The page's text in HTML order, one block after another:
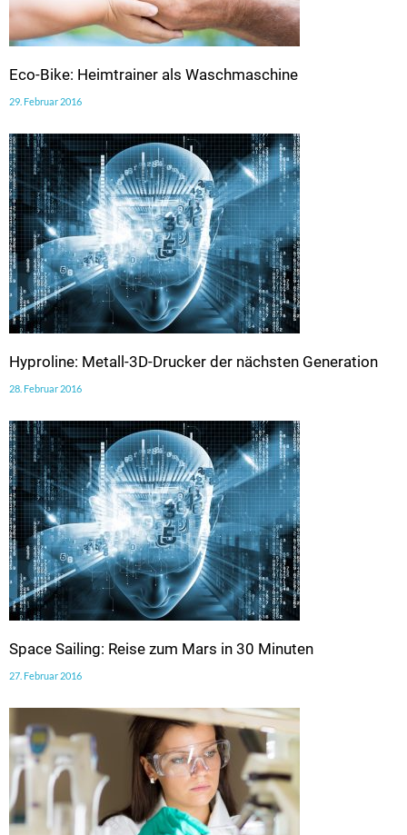
Eco-Bike: Heimtrainer als Waschmaschine
29. Februar 2016
Hyproline: Metall-3D-Drucker der nächsten Generation
28. Februar 2016
Space Sailing: Reise zum Mars in 30 Minuten
27. Februar 2016